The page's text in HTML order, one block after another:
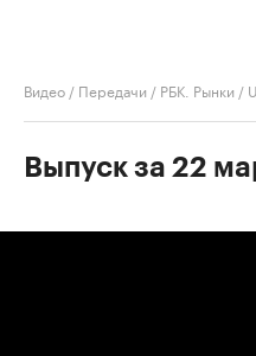
Видео / Передачи / РБК. Рынки /
Выпуск за 22